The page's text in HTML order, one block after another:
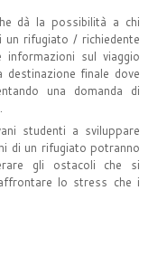
dà la possibilità a chi
un rifugiato / richiedente
sul viaggio
finale dove
una domanda di
studenti a sviluppare
di un rifugiato potranno
gli ostacoli che si
lo stress che i